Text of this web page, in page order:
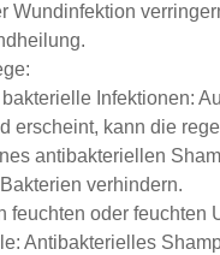
Wundinfektion
Infektionen:
erscheint, kann die
antibakteriellen
verhindern.
feuchten oder feuchten
Antibakterielles